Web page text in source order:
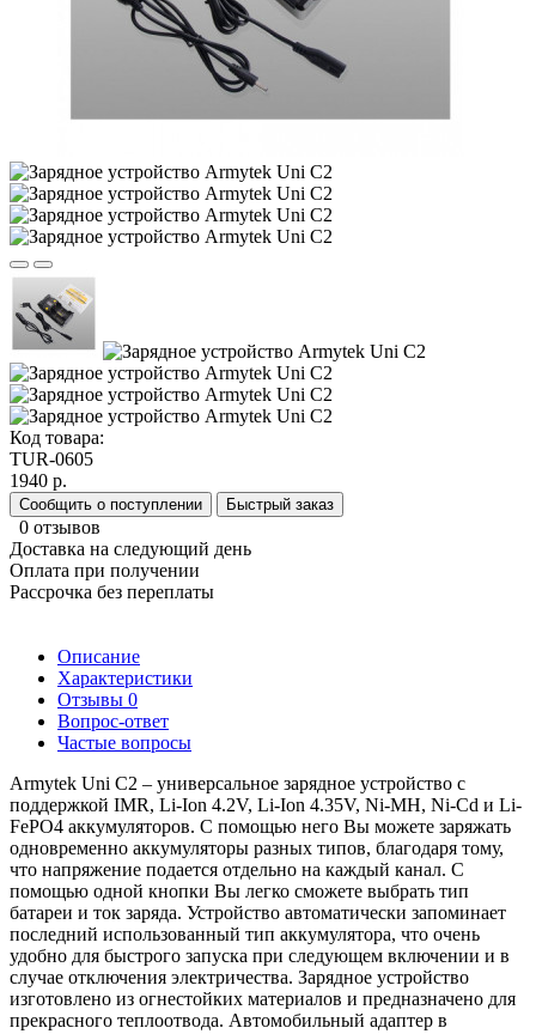
Код товара:
TUR-0605
1940 р.
Сообщить о поступлении Быстрый заказ
0 отзывов
Доставка на следующий день
Оплата при получении
Рассрочка без переплаты
Описание
Характеристики
Отзывы 0
Вопрос-ответ
Частые вопросы
Armytek Uni C2 – универсальное зарядное устройство с
поддержкой IMR, Li-Ion 4.2V, Li-Ion 4.35V, Ni-MH, Ni-Cd и Li-
FePO4 аккумуляторов. С помощью него Вы можете заряжать
одновременно аккумуляторы разных типов, благодаря тому,
что напряжение подается отдельно на каждый канал. С
помощью одной кнопки Вы легко сможете выбрать тип
батареи и ток заряда. Устройство автоматически запоминает
последний использованный тип аккумулятора, что очень
удобно для быстрого запуска при следующем включении и в
случае отключения электричества. Зарядное устройство
изготовлено из огнестойких материалов и предназначено для
прекрасного теплоотвода. Автомобильный адаптер в